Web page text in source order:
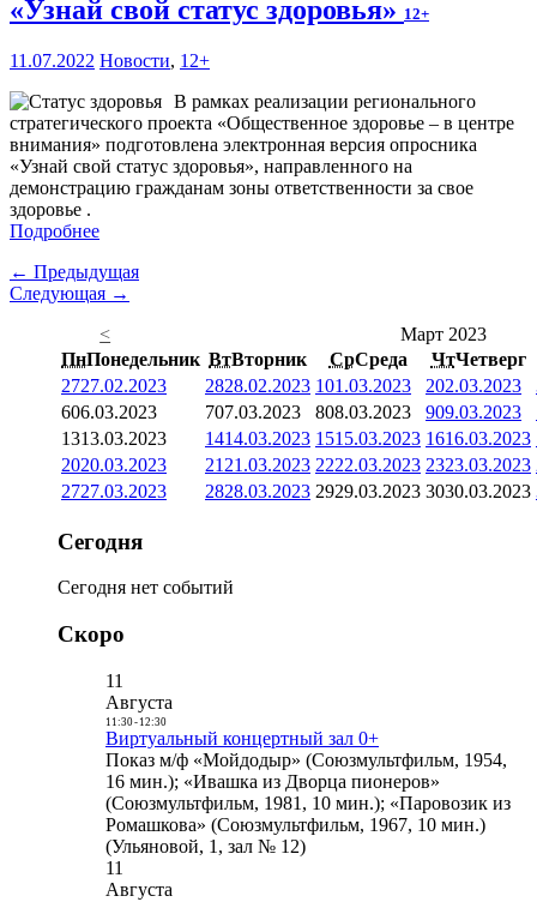
«Узнай свой статус здоровья» 12+
11.07.2022 Новости, 12+
В рамках реализации регионального
стратегического проекта «Общественное здоровье – в центре
внимания» подготовлена электронная версия опросника
«Узнай свой статус здоровья», направленного на
демонстрацию гражданам зоны ответственности за свое
здоровье .
Подробнее
← Предыдущая
Следующая →
<
Март 2023
ПнПонедельник ВтВторник СрСреда ЧтЧетверг
2727.02.2023 2828.02.2023 101.03.2023 202.03.2023
606.03.2023 707.03.2023 808.03.2023 909.03.2023
1313.03.2023 1414.03.2023 1515.03.2023 1616.03.2023
2020.03.2023 21 21.03.2023 2222.03.2023 2323.03.2023
2727.03.2023 2828.03.2023 2929.03.2023 3030.03.2023
Сегодня
Сегодня нет событий
Скоро
11
Августа
11:30- 12:30
Виртуальный концертный зал 0+
Показ м/ф «Мойдодыр» (Союзмультфильм, 1954,
16 мин.); «Ивашка из Дворца пионеров»
(Союзмультфильм, 1981, 10 мин.); «Паровозик из
Ромашкова» (Союзмультфильм, 1967, 10 мин.)
(Ульяновой, 1, зал № 12)
11
Августа